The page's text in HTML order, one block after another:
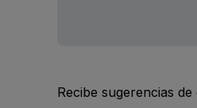
Recibe sugerencias